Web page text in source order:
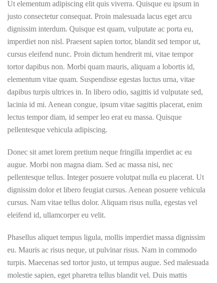
Ut elementum adipiscing elit quis viverra. Quisque eu ipsum in
justo consectetur consequat. Proin malesuada lacus eget arcu
dignissim interdum. Quisque est quam, vulputate ac porta eu,
imperdiet non nisl. Praesent sapien tortor, blandit sed tempor ut,
cursus eleifend nunc. Proin dictum hendrerit mi, vitae tempor
tortor dapibus non. Morbi quam mauris, aliquam a lobortis id,
elementum vitae quam. Suspendisse egestas luctus urna, vitae
dapibus turpis ultrices in. In libero odio, sagittis id vulputate sed,
lacinia id mi. Aenean congue, ipsum vitae sagittis placerat, enim
lectus tempor diam, id semper leo erat eu massa. Quisque
pellentesque vehicula adipiscing.
Donec sit amet lorem pretium neque fringilla imperdiet ac eu
augue. Morbi non magna diam. Sed ac massa nisi, nec
pellentesque tellus. Integer posuere volutpat nulla eu placerat. Ut
dignissim dolor et libero feugiat cursus. Aenean posuere vehicula
cursus. Nam vitae tellus dolor. Aliquam risus nulla, egestas vel
eleifend id, ullamcorper eu velit.
Phasellus aliquet tempus ligula, mollis imperdiet massa dignissim
eu. Mauris ac risus neque, ut pulvinar risus. Nam in commodo
turpis. Maecenas sed tortor justo, ut tempus augue. Sed malesuada
molestie sapien, eget pharetra tellus blandit vel. Duis mattis